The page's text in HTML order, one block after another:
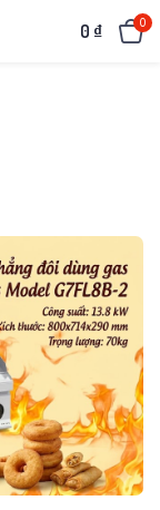
0 ₫ 0